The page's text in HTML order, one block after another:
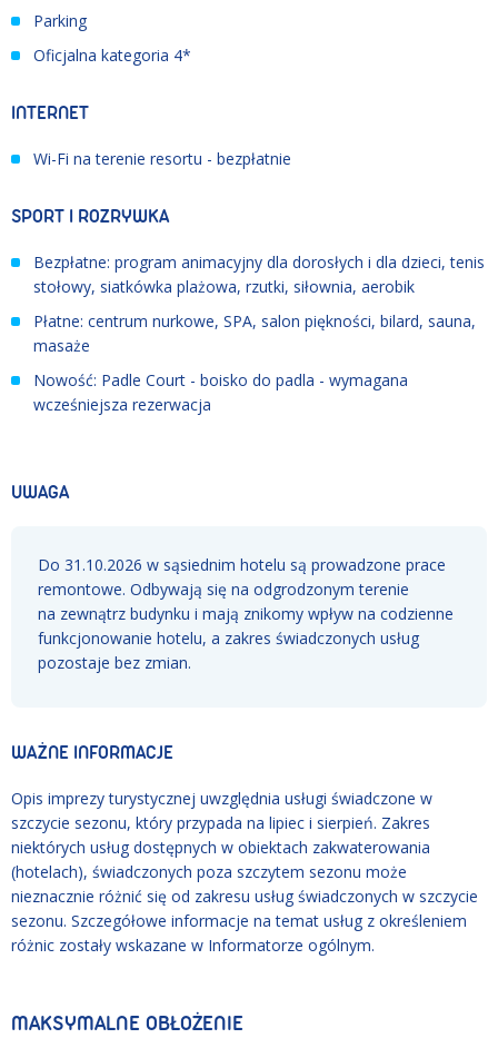
Parking
Oficjalna kategoria 4*
INTERNET
Wi-Fi na terenie resortu - bezpłatnie
SPORT I ROZRYWKA
Bezpłatne: program animacyjny dla dorosłych i dla dzieci, tenis
stołowy, siatkówka plażowa, rzutki, siłownia, aerobik
Płatne: centrum nurkowe, SPA, salon piękności, bilard, sauna,
masaże
Nowość: Padle Court - boisko do padla - wymagana
wcześniejsza rezerwacja
UWAGA
Do 31.10.2026 w sąsiednim hotelu są prowadzone prace
remontowe. Odbywają się na odgrodzonym terenie
na zewnątrz budynku i mają znikomy wpływ na codzienne
funkcjonowanie hotelu, a zakres świadczonych usług
pozostaje bez zmian.
WAŻNE INFORMACJE
Opis imprezy turystycznej uwzględnia usługi świadczone w
szczycie sezonu, który przypada na lipiec i sierpień. Zakres
niektórych usług dostępnych w obiektach zakwaterowania
(hotelach), świadczonych poza szczytem sezonu może
nieznacznie różnić się od zakresu usług świadczonych w szczycie
sezonu. Szczegółowe informacje na temat usług z określeniem
różnic zostały wskazane w Informatorze ogólnym.
MAKSYMALNE OBŁOŻENIE